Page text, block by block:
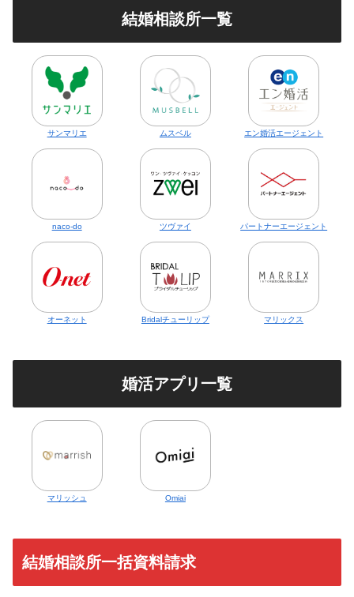
結婚相談所一覧
サンマリエ ムスベル エン婚活エージェント
naco-do ツヴァイ パートナーエージェント
オーネット Bridalチューリップ マリックス
婚活アプリ一覧
マリッシュ Omiai
結婚相談所一括資料請求